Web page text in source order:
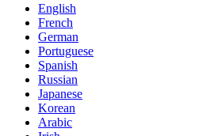
English
French
German
Portuguese
Spanish
Russian
Japanese
Korean
Arabic